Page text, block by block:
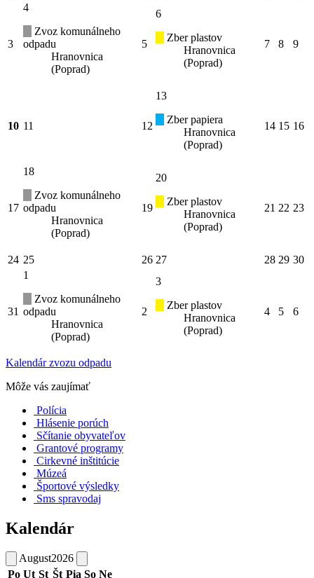
3
4
Zvoz komunálneho
odpadu
Hranovnica
(Poprad)
5
6
Zber plastov
Hranovnica
(Poprad)
7 8 9
10 11 12
13
Zber papiera
Hranovnica
(Poprad)
14 15 16
17
18
Zvoz komunálneho
odpadu
Hranovnica
(Poprad)
19
20
Zber plastov
Hranovnica
(Poprad)
21 22 23
24 25 26 27 28 29 30
31
1
Zvoz komunálneho
odpadu
Hranovnica
(Poprad)
2
3
Zber plastov
Hranovnica
(Poprad)
4 5 6
Kalendár zvozu odpadu
Môže vás zaujímať
Polícia
Hlásenie porúch
Sčítanie obyvateľov
Grantové programy
Cirkevné inštitúcie
Múzeá
Športové výsledky
Sms spravodaj
Kalendár
August2026
Po Ut St Št Pia So Ne